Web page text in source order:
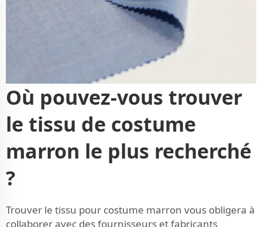
Où pouvez-vous trouver
le tissu de costume
marron le plus recherché
?
Trouver le tissu pour costume marron vous obligera à
collaborer avec des fournisseurs et fabricants